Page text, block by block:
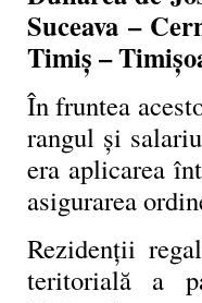
Suceava –
Timiş –
În fruntea
rangul şi
era aplicarea
asigurarea
Rezidenţii
teritorială a